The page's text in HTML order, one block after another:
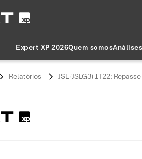
Expert XP 2026Quem somosAnálises
Relatórios JSL (JSLG3) 1T22: